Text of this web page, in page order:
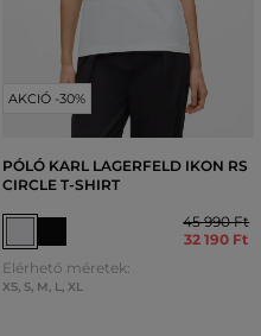
AKCIÓ -30%
PÓLÓ KARL LAGERFELD IKON RS
CIRCLE T-SHIRT
45 990 Ft
32 190 Ft
Elérhető méretek:
XS, S, M, L, XL